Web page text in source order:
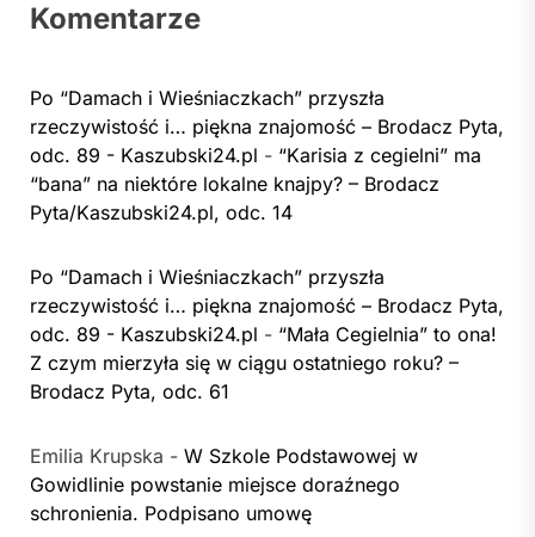
Komentarze
Po “Damach i Wieśniaczkach” przyszła
rzeczywistość i… piękna znajomość – Brodacz Pyta,
odc. 89 - Kaszubski24.pl - “Karisia z cegielni” ma
“bana” na niektóre lokalne knajpy? – Brodacz
Pyta/Kaszubski24.pl, odc. 14
Po “Damach i Wieśniaczkach” przyszła
rzeczywistość i… piękna znajomość – Brodacz Pyta,
odc. 89 - Kaszubski24.pl - “Mała Cegielnia” to ona!
Z czym mierzyła się w ciągu ostatniego roku? –
Brodacz Pyta, odc. 61
Emilia Krupska - W Szkole Podstawowej w
Gowidlinie powstanie miejsce doraźnego
schronienia. Podpisano umowę